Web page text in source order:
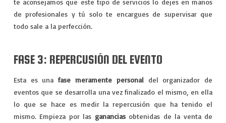
de profesionales y tú solo te encargues de supervisar que
todo sale a la perfección.
FASE 3: REPERCUSIÓN DEL EVENTO
Esta es una fase meramente personaldel organizador de
eventos que se desarrolla una vez finalizado el mismo, en ella
lo que se hace es medir la repercusión que ha tenido el
mismo. Empieza por las gananciasobtenidas de la venta de